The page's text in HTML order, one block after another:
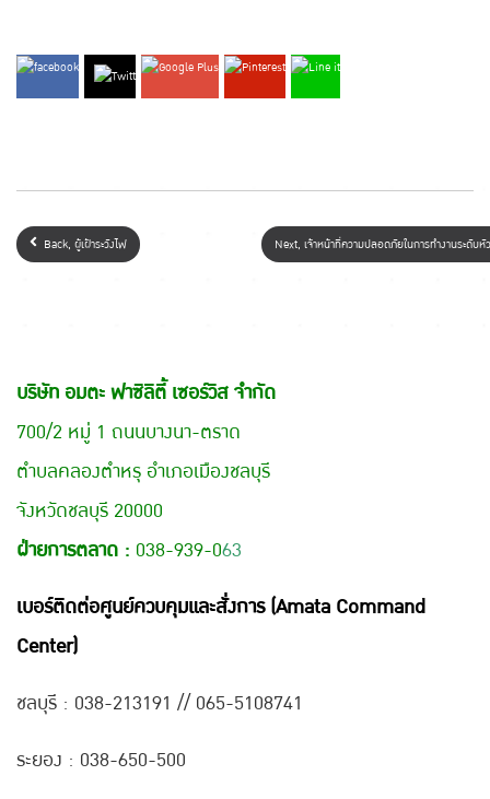
Back, ผู้เฝ้าระวังไฟ Next, เจ้าหน้าที่ความปลอดภัยในการทำงานระดับ
บริษัท อมตะ ฟาซิลิตี้ เซอร์วิส จำกัด
700/2 หมู่ 1 ถนนบางนา-ตราด
ตำบลคลองตำหรุ อำเภอเมืองชลบุรี
จังหวัดชลบุรี 20000
ฝ่ายการตลาด : 038-939-063
เบอร์ติดต่อศูนย์ควบคุมและสั่งการ (Amata Command
Center)
ชลบุรี : 038-213191 // 065-5108741
ระยอง : 038-650-500